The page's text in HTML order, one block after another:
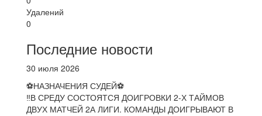
Удалений
0
Последние новости
30 июля 2026
⚽НАЗНАЧЕНИЯ СУДЕЙ⚽
‼В СРЕДУ СОСТОЯТСЯ ДОИГРОВКИ 2-Х ТАЙМОВ
ДВУХ МАТЧЕЙ 2А ЛИГИ. КОМАНДЫ ДОИГРЫВАЮТ В